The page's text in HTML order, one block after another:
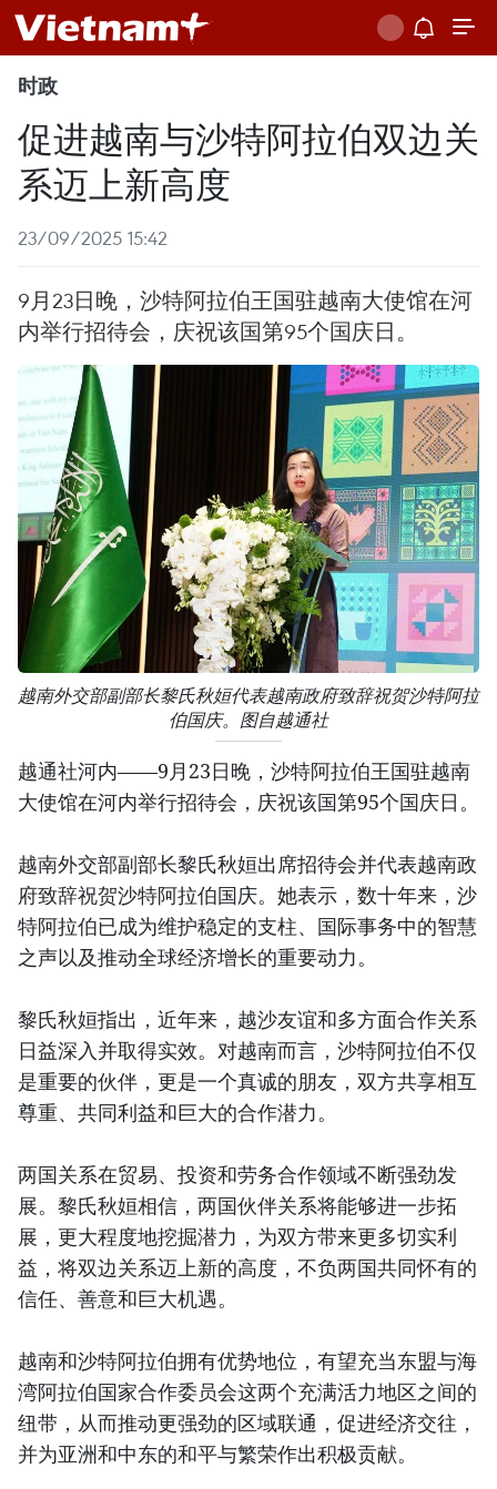
时政
促进越南与沙特阿拉伯双边关
系迈上新高度
23/09/2025 15:42
9月23日晚，沙特阿拉伯王国驻越南大使馆在河
内举行招待会，庆祝该国第95个国庆日。
越南外交部副部长黎氏秋姮代表越南政府致辞祝贺沙特阿拉
伯国庆。图自越通社
越通社河内——9月23日晚，沙特阿拉伯王国驻越南
大使馆在河内举行招待会，庆祝该国第95个国庆日。
越南外交部副部长黎氏秋姮出席招待会并代表越南政
府致辞祝贺沙特阿拉伯国庆。她表示，数十年来，沙
特阿拉伯已成为维护稳定的支柱、国际事务中的智慧
之声以及推动全球经济增长的重要动力。
黎氏秋姮指出，近年来，越沙友谊和多方面合作关系
日益深入并取得实效。对越南而言，沙特阿拉伯不仅
是重要的伙伴，更是一个真诚的朋友，双方共享相互
尊重、共同利益和巨大的合作潜力。
两国关系在贸易、投资和劳务合作领域不断强劲发
展。黎氏秋姮相信，两国伙伴关系将能够进一步拓
展，更大程度地挖掘潜力，为双方带来更多切实利
益，将双边关系迈上新的高度，不负两国共同怀有的
信任、善意和巨大机遇。
越南和沙特阿拉伯拥有优势地位，有望充当东盟与海
湾阿拉伯国家合作委员会这两个充满活力地区之间的
纽带，从而推动更强劲的区域联通，促进经济交往，
并为亚洲和中东的和平与繁荣作出积极贡献。